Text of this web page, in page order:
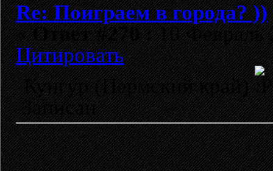
Re: Поиграем в города? ))
«Ответ #270 :10 Февраль
Цитировать
Кунгур (Пермский край)
Записан